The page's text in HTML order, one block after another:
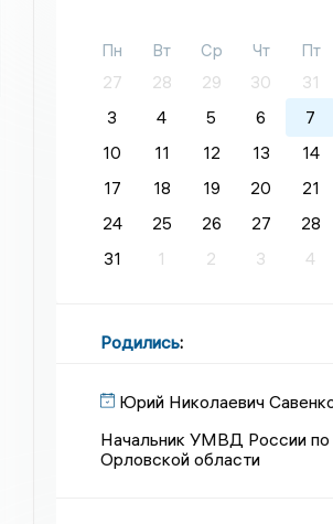
Пн Вт Ср Чт Пт
27
28 29 30 31
3
4 5 6 7
10
11 12 13 14
17
18 19 20 21
24
25 26 27 28
31
1 2 3 4
Родились:
Юрий Николаевич
Начальник УМВД России по
Орловской области